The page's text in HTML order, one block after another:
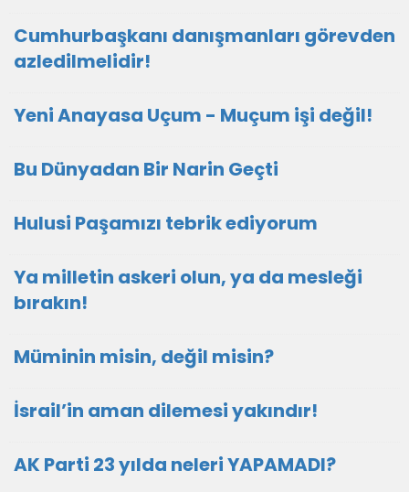
Cumhurbaşkanı danışmanları görevden
azledilmelidir!
Yeni Anayasa Uçum - Muçum işi değil!
Bu Dünyadan Bir Narin Geçti
Hulusi Paşamızı tebrik ediyorum
Ya milletin askeri olun, ya da mesleği
bırakın!
Müminin misin, değil misin?
İsrail’in aman dilemesi yakındır!
AK Parti 23 yılda neleri YAPAMADI?